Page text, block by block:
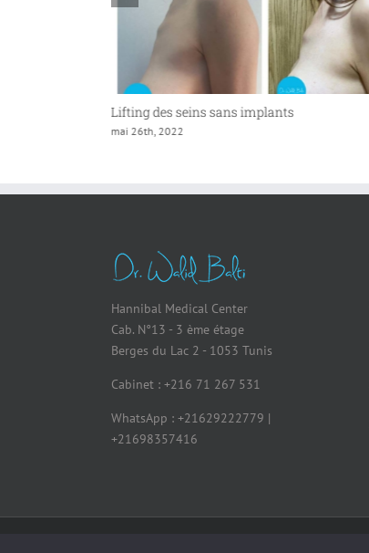
Lifting des seins sans implants
mai 26th, 2022
Hannibal Medical Center
Cab. N°13 - 3 ème étage
Berges du Lac 2 - 1053 Tunis
Cabinet : +216 71 267 531
WhatsApp : +21629222779 |
+21698357416